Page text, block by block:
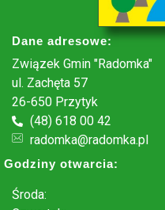
Dane adresowe:
Związek Gmin "Radomka"
ul. Zachęta 57
26-650 Przytyk
(48) 618 00 42
radomka@radomka.pl
Godziny otwarcia:
Środa: